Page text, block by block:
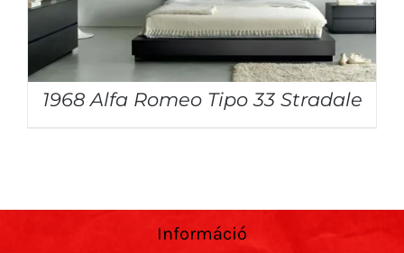
1968 Alfa Romeo Tipo 33 Stradale
Információ